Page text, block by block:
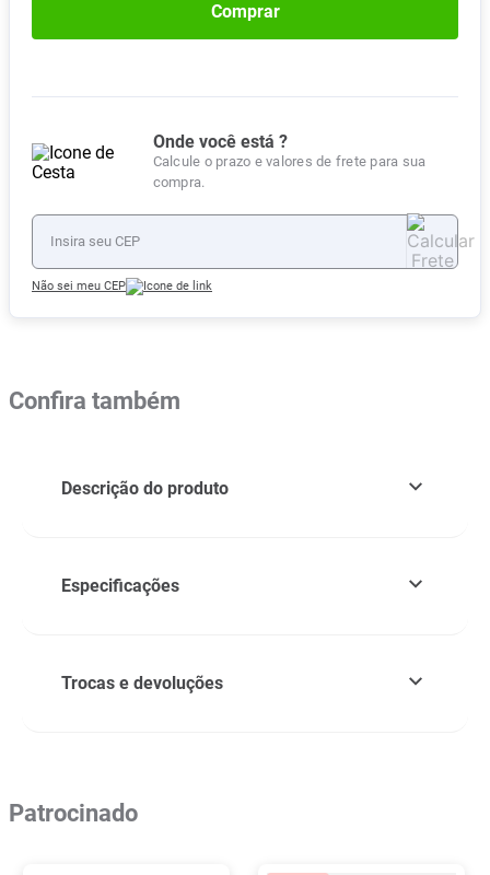
Comprar
Onde você está ?
Calcule o prazo e valores de frete para sua
compra.
Não sei meu CEP
Confira também
Descrição do produto
Especificações
Trocas e devoluções
Patrocinado